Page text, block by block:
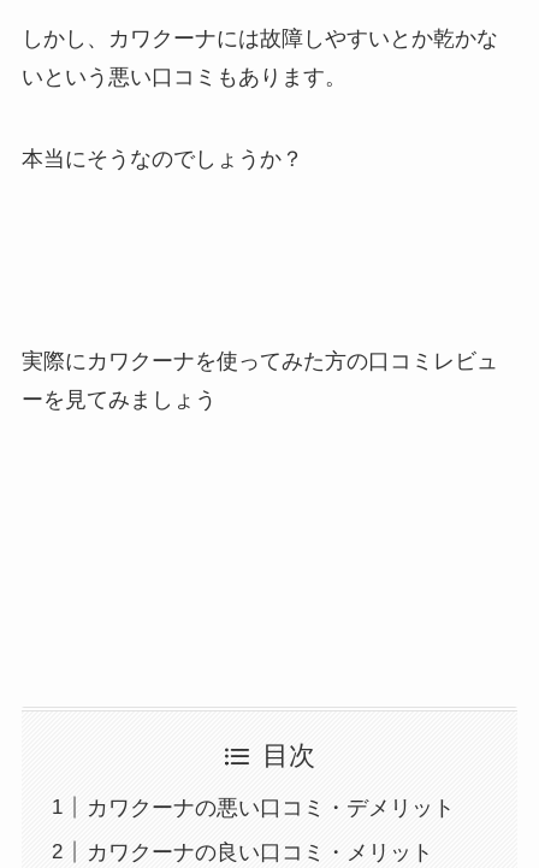
しかし、カワクーナには故障しやすいとか乾かな
いという悪い口コミもあります。
本当にそうなのでしょうか？
実際にカワクーナを使ってみた方の口コミレビュ
ーを見てみましょう
目次
カワクーナの悪い口コミ・デメリット
カワクーナの良い口コミ・メリット